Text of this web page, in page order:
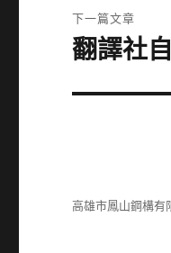
文
章:
下一篇文章
下
篇
翻譯社
高雄市鳳山鋼構有